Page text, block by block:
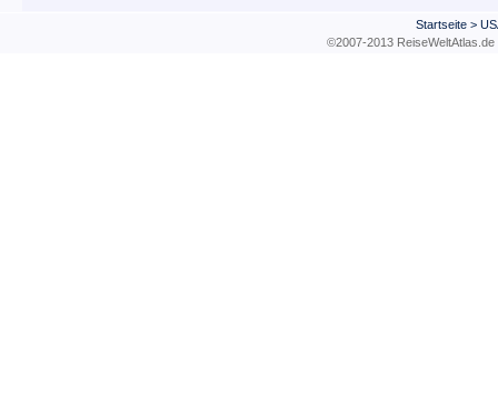
Startseite>
©2007-2013